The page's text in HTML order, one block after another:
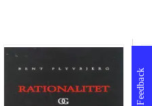
Feedback